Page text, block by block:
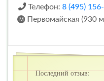
Телефон: 8 (495)
Первомайская (930
Последний отзыв: